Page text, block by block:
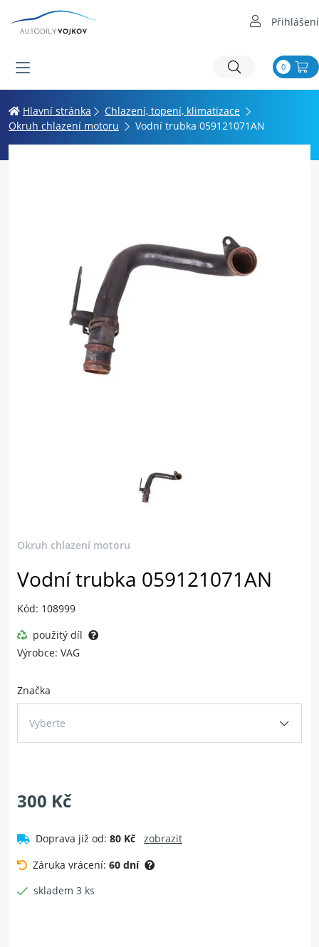
Přihlášení
0
Hlavní stránka
Chlazení, topení, klimatizace
Okruh chlazení motoru
Vodní trubka 059121071AN
Okruh chlazení motoru
Vodní trubka 059121071AN
Kód: 108999
použitý díl
Výrobce: VAG
Značka
Vyberte
300 Kč
Doprava již od: 80 Kč
zobrazit
Záruka vrácení: 60 dní
skladem 3 ks